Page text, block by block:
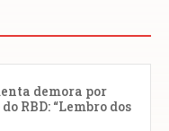
demora por
RBD: “Lembro dos